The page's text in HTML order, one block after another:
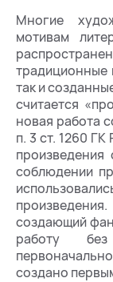
Многие
мотивам
традиционные
так и
считается
новая работа
п. 3 ст. 1260
произведения
соблюдении
создающий
работу
создано